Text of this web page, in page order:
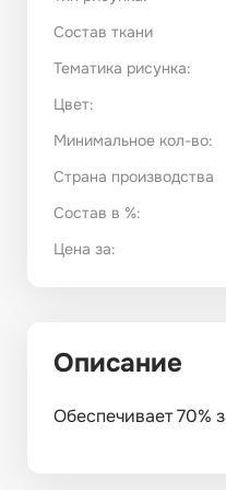
Состав ткани
Тематика рисунка:
Цвет:
Минимальное кол-во:
Страна производства
Состав в %:
Цена за:
Описание
Обеспечивает 70%